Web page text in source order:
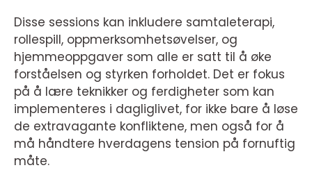
Disse sessions kan inkludere samtaleterapi,
rollespill, oppmerksomhetsøvelser, og
hjemmeoppgaver som alle er satt til å øke
forståelsen og styrken forholdet. Det er fokus
på å lære teknikker og ferdigheter som kan
implementeres i dagliglivet, for ikke bare å løse
de extravagante konfliktene, men også for å
må håndtere hverdagens tension på fornuftig
måte.